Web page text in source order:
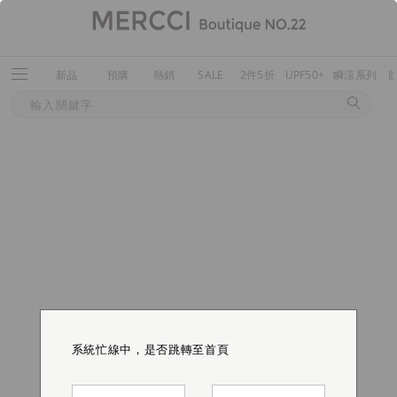
新品 預購 熱銷 SALE 2件5折 UPF50+ 瞬涼系列
系統忙線中，是否跳轉至首頁
系統忙線中，是否跳轉至首頁
系統忙線中，是否跳轉至首頁
系統忙線中，是否跳轉至首頁
系統忙線中，是否跳轉至首頁